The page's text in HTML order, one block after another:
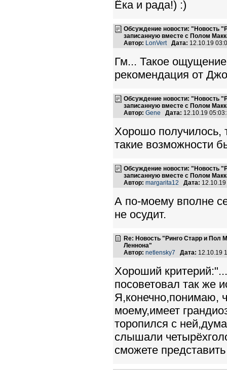
Ёка и рада!) :)
Обсуждение новости: "Новость
записанную вместе с Полом
Автор: LonVert Дата: 12.10.19
Гм... Такое
рекомендация от
Обсуждение новости: "Новость
записанную вместе с Полом
Автор: Gene Дата: 12.10.19
Хорошо получилось,
такие возможности
Обсуждение новости: "Новость
записанную вместе с Полом
Автор: margarita12 Дата:
А по-моему вполне
не осудит.
Re: Новость "Ринго Старр и Пол
Леннона"
Автор: netlensky7 Дата: 12.10.19
Хороший
посоветовал так же
Я,конечно,понимаю,
моему,имеет
торопился с
слышали
сможете